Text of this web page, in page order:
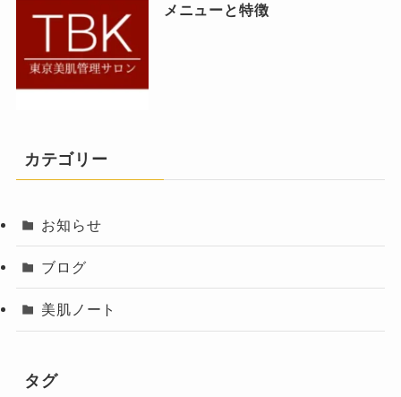
メニューと特徴
カテゴリー
お知らせ
ブログ
美肌ノート
タグ